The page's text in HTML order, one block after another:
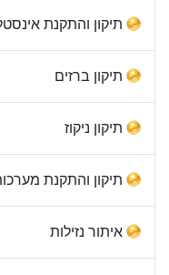
תיקון והתקנת
תיקון ברזים
תיקון ניקוז
תיקון והתקנת
איתור נזילות